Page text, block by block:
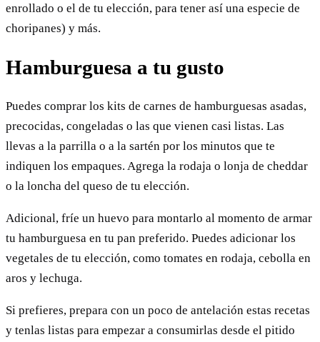
enrollado o el de tu elección, para tener así una especie de
choripanes) y más.
Hamburguesa a tu gusto
Puedes comprar los kits de carnes de hamburguesas asadas,
precocidas, congeladas o las que vienen casi listas. Las
llevas a la parrilla o a la sartén por los minutos que te
indiquen los empaques. Agrega la rodaja o lonja de cheddar
o la loncha del queso de tu elección.
Adicional, fríe un huevo para montarlo al momento de armar
tu hamburguesa en tu pan preferido. Puedes adicionar los
vegetales de tu elección, como tomates en rodaja, cebolla en
aros y lechuga.
Si prefieres, prepara con un poco de antelación estas recetas
y tenlas listas para empezar a consumirlas desde el pitido